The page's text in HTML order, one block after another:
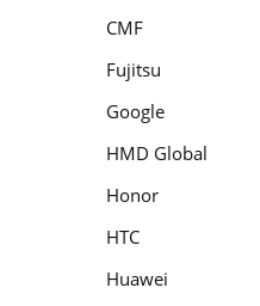
CMF
Fujitsu
Google
HMD Global
Honor
HTC
Huawei